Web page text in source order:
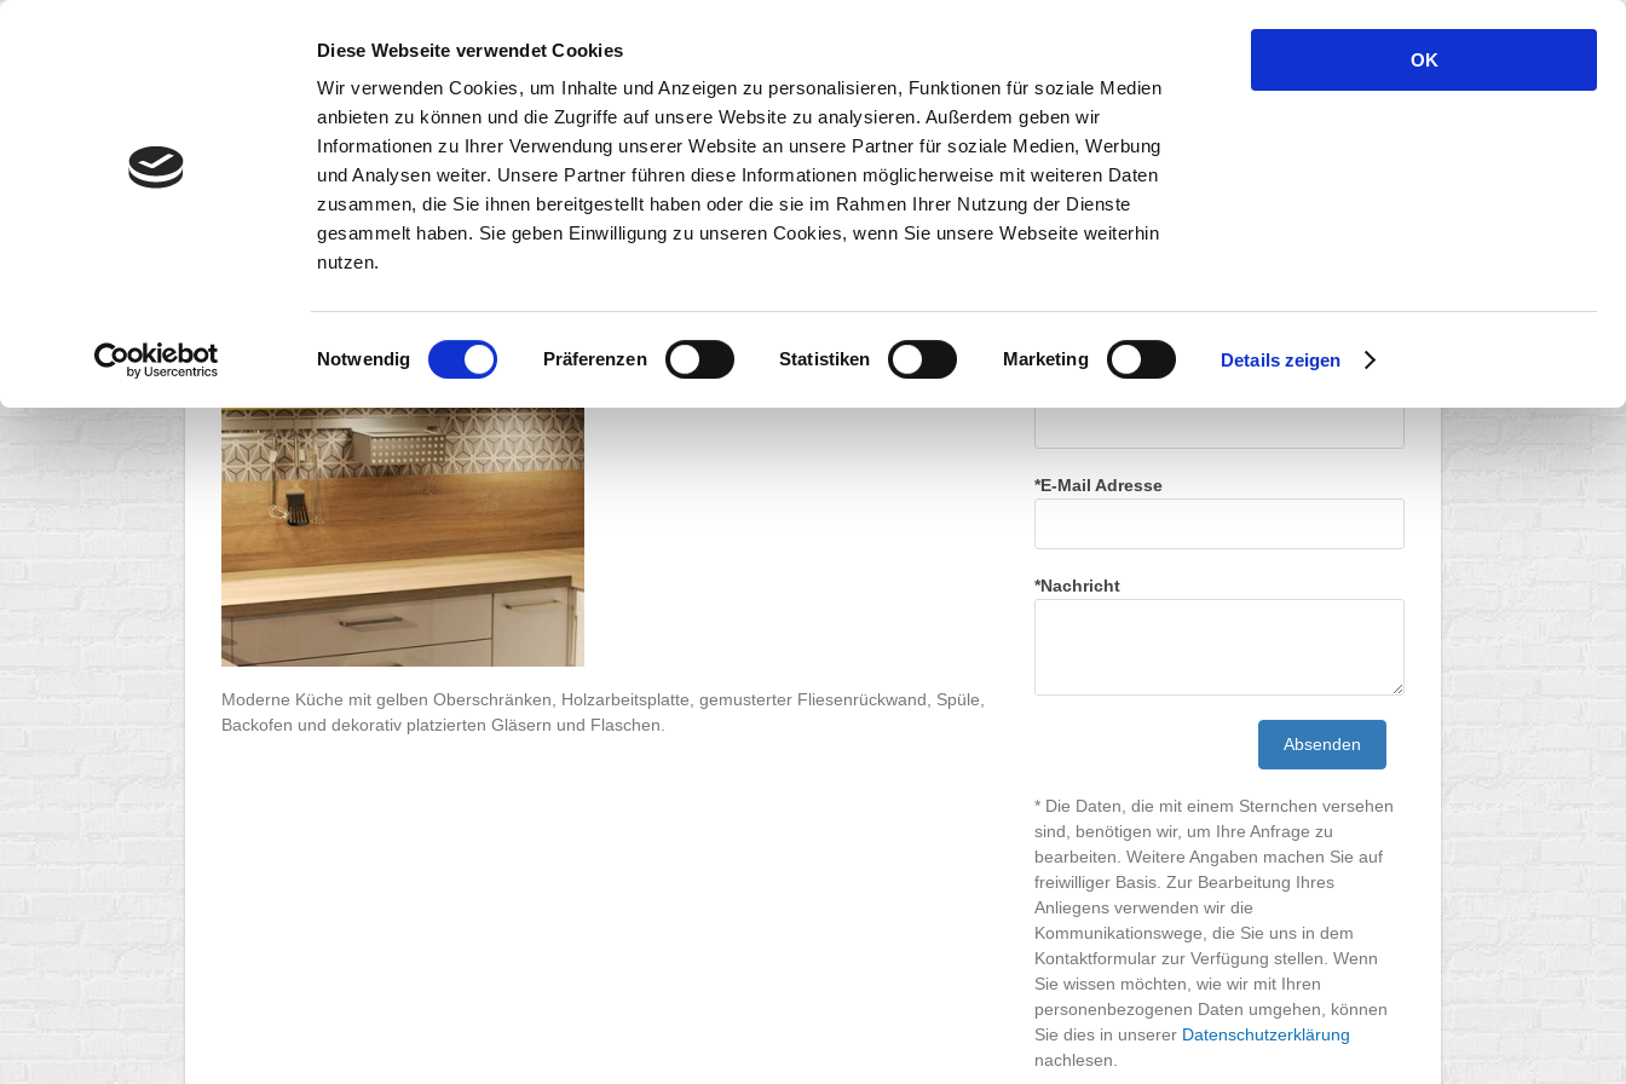
Diese Webseite verwendet Cookies
Wir verwenden Cookies, um Inhalte und Anzeigen zu personalisieren, Funktionen für soziale Medien
anbieten zu können und die Zugriffe auf unsere Website zu analysieren. Außerdem geben wir
Informationen zu Ihrer Verwendung unserer Website an unsere Partner für soziale Medien, Werbung
und Analysen weiter. Unsere Partner führen diese Informationen möglicherweise mit weiteren Daten
zusammen, die Sie ihnen bereitgestellt haben oder die sie im Rahmen Ihrer Nutzung der Dienste
gesammelt haben. Sie geben Einwilligung zu unseren Cookies, wenn Sie unsere Webseite weiterhin
nutzen.
Einwilligungsauswahl
Notwendig Präferenzen Statistiken Marketing Details zeigen
OK
Moderne Küche mit gelben Oberschränken
Moderne Küche mit gelben Oberschränken, Holzarbeitsplatte, gemusterter Fliesenrückwand, Spüle,
Backofen und dekorativ platzierten Gläsern und Flaschen.
Kontakt aufnehmen.
*E-Mail Adresse
*Nachricht
Absenden
* Die Daten, die mit einem Sternchen versehen
sind, benötigen wir, um Ihre Anfrage zu
bearbeiten. Weitere Angaben machen Sie auf
freiwilliger Basis. Zur Bearbeitung Ihres
Anliegens verwenden wir die
Kommunikationswege, die Sie uns in dem
Kontaktformular zur Verfügung stellen. Wenn
Sie wissen möchten, wie wir mit Ihren
personenbezogenen Daten umgehen, können
Sie dies in unserer Datenschutzerklärung
nachlesen.